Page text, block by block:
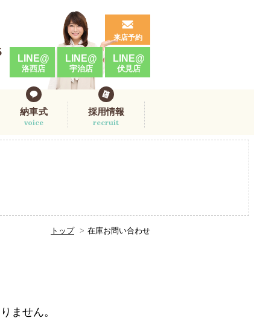
来店予約
LINE@
洛西店
LINE@
宇治店
LINE@
伏見店
納車式
voice
採用情報
recruit
トップ 在庫お問い合わせ
ません。